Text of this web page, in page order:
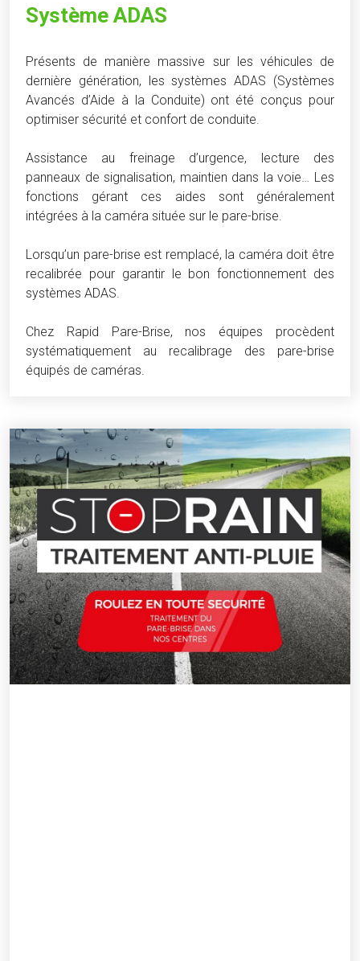
Système ADAS
Présents de manière massive sur les véhicules de
dernière génération, les systèmes ADAS (Systèmes
Avancés d’Aide à la Conduite) ont été conçus pour
optimiser sécurité et confort de conduite.
Assistance au freinage d’urgence, lecture des
panneaux de signalisation, maintien dans la voie… Les
fonctions gérant ces aides sont généralement
intégrées à la caméra située sur le pare-brise.
Lorsqu’un pare-brise est remplacé, la caméra doit être
recalibrée pour garantir le bon fonctionnement des
systèmes ADAS.
Chez Rapid Pare-Brise, nos équipes procèdent
systématiquement au recalibrage des pare-brise
équipés de caméras.